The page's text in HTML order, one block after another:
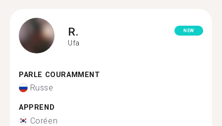
R.
Ufa
NEW
PARLE COURAMMENT
Russe
APPREND
Coréen